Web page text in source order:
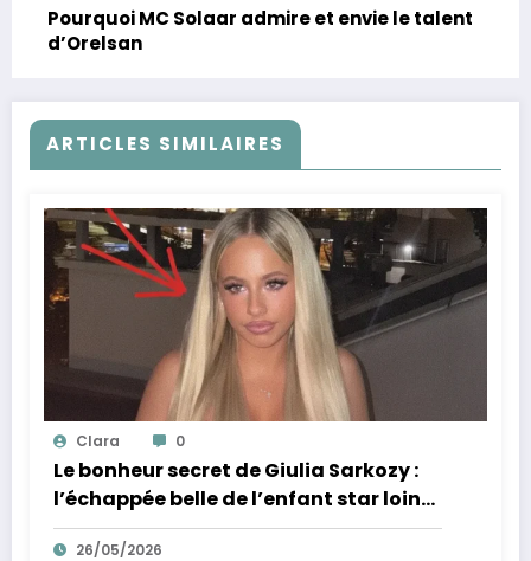
Pourquoi MC Solaar admire et envie le talent
d’Orelsan
ARTICLES SIMILAIRES
Clara 0
Le bonheur secret de Giulia Sarkozy :
l’échappée belle de l’enfant star loin
des tumultes familiaux.
26/05/2026